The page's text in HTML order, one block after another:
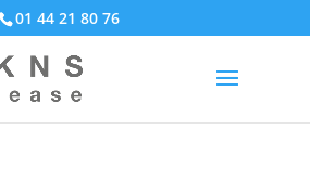
01 44 21 80 76